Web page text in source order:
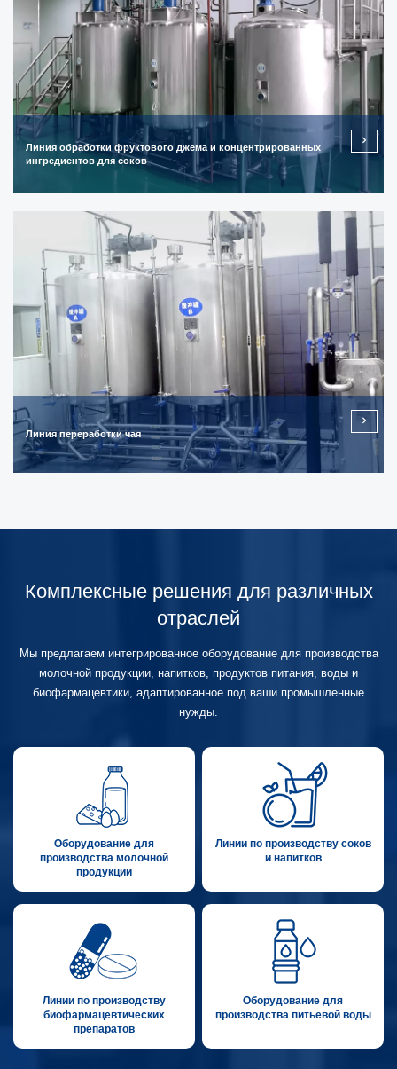
Линия обработки фруктового джема и концентрированных
ингредиентов для соков
Линия переработки чая
Комплексные решения для различных
отраслей
Мы предлагаем интегрированное оборудование для производства
молочной продукции, напитков, продуктов питания, воды и
биофармацевтики, адаптированное под ваши промышленные
нужды.
Оборудование для
производства молочной
продукции
Линии по производству соков
и напитков
Линии по производству
биофармацевтических
препаратов
Оборудование для
производства питьевой воды